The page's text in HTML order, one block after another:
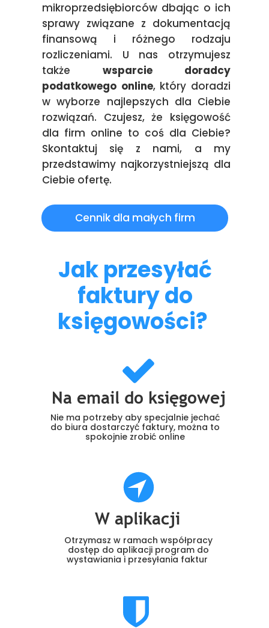
mikroprzedsiębiorców dbając o ich
sprawy związane z dokumentacją
finansową i różnego rodzaju
rozliczeniami. U nas otrzymujesz
także wsparcie doradcy
podatkowego online, który doradzi
w wyborze najlepszych dla Ciebie
rozwiązań. Czujesz, że księgowość
dla firm online to coś dla Ciebie?
Skontaktuj się z nami, a my
przedstawimy najkorzystniejszą dla
Ciebie ofertę.
Jak przesyłać
faktury do
księgowości?
Otrzymasz w ramach współpracy
dostęp do aplikacji program do
wystawiania i przesyłania faktur
Nie ma potrzeby aby specjalnie jechać
do biura dostarczyć faktury, można to
spokojnie zrobić online
W aplikacji
Na email do księgowej
Cennik dla małych firm